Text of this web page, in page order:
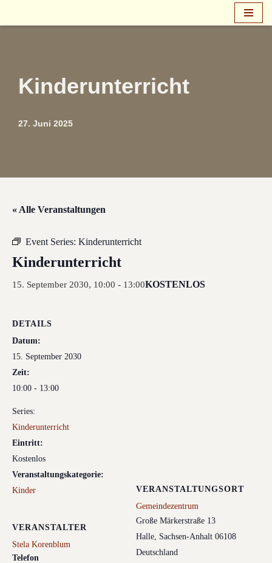
Kinderunterricht
27. Juni 2025
« Alle Veranstaltungen
Event Series: Kinderunterricht
Kinderunterricht
15. September 2030, 10:00 - 13:00KOSTENLOS
DETAILS
Datum:
15. September 2030
Zeit:
10:00 - 13:00
Series:
Kinderunterricht
Eintritt:
Kostenlos
Veranstaltungskategorie:
Kinder
VERANSTALTER
Stela Korenblum
Telefon
VERANSTALTUNGSORT
Gemeindezentrum
Große Märkerstraße 13
Halle, Sachsen-Anhalt 06108
Deutschland